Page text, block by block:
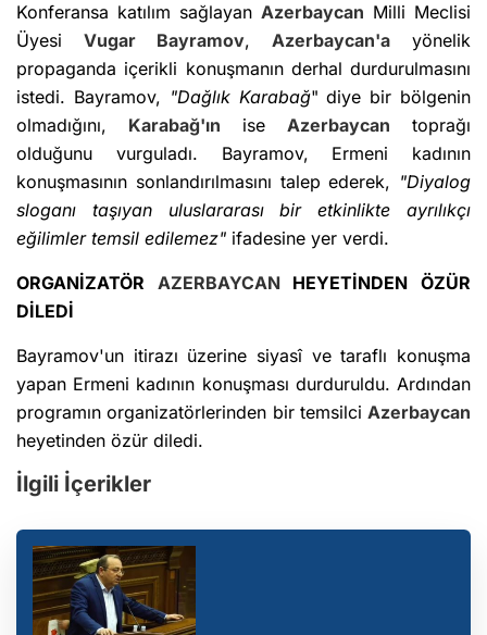
Konferansa katılım sağlayan Azerbaycan Milli Meclisi
Üyesi Vugar Bayramov, Azerbaycan'a yönelik
propaganda içerikli konuşmanın derhal durdurulmasını
istedi. Bayramov, "Dağlık Karabağ" diye bir bölgenin
olmadığını, Karabağ'ın ise Azerbaycan toprağı
olduğunu vurguladı. Bayramov, Ermeni kadının
konuşmasının sonlandırılmasını talep ederek, "Diyalog
sloganı taşıyan uluslararası bir etkinlikte ayrılıkçı
eğilimler temsil edilemez" ifadesine yer verdi.
ORGANİZATÖR AZERBAYCANHEYETİNDEN ÖZÜR
DİLEDİ
Bayramov'un itirazı üzerine siyasî ve taraflı konuşma
yapan Ermeni kadının konuşması durduruldu. Ardından
programın organizatörlerinden bir temsilci Azerbaycan
heyetinden özür diledi.
İlgili İçerikler